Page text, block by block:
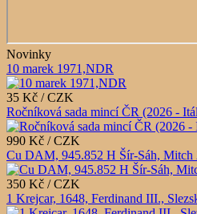
Novinky
10 marek 1971,NDR
35 Kč / CZK
Ročníková sada mincí ČR (2026 -
990 Kč / CZK
Cu DAM, 945.852 H Šír-Sáh, Mitch
350 Kč / CZK
1 Krejcar, 1648, Ferdinand III.,